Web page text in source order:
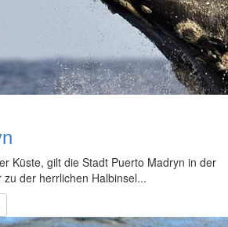
Küste, gilt die Stadt Puerto Madryn in der
zu der herrlichen Halbinsel...